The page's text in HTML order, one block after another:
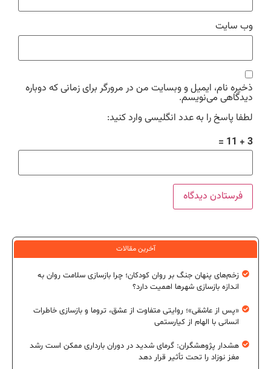
وب‌ سایت
ذخیره نام، ایمیل و وبسایت من در مرورگر برای زمانی که دوباره
دیدگاهی می‌نویسم.
لطفا پاسخ را به عدد انگلیسی وارد کنید:
3 + 11 =
آخرین مقالات
زخم‌های پنهان جنگ بر روان کودکان؛ چرا بازسازی سلامت روان به
اندازه بازسازی شهرها اهمیت دارد؟
«پس از عاشقی»؛ روایتی متفاوت از عشق، تروما و بازسازی خاطرات
انسانی با الهام از کیارستمی
هشدار پژوهشگران: گرمای شدید در دوران بارداری ممکن است رشد
مغز نوزاد را تحت تأثیر قرار دهد